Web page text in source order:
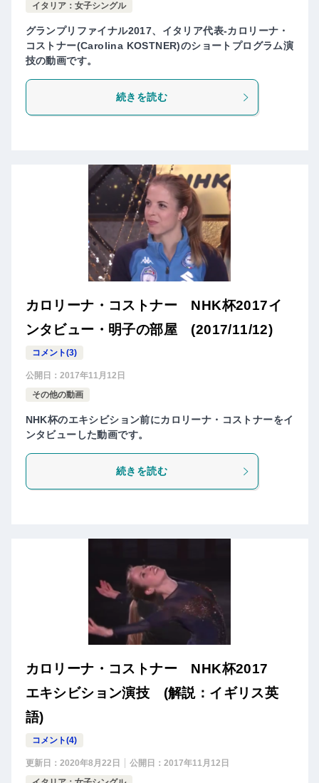
イタリア：女子シングル
グランプリファイナル2017、イタリア代表-カロリーナ・
コストナー(Carolina KOSTNER)のショートプログラム演
技の動画です。
続きを読む
カロリーナ・コストナー NHK杯2017イ
ンタビュー・明子の部屋 (2017/11/12)
コメント(3)
公開日： 2017年11月12日
その他の動画
NHK杯のエキシビション前にカロリーナ・コストナーをイ
ンタビューした動画です。
続きを読む
カロリーナ・コストナー NHK杯2017
エキシビション演技 (解説：イギリス英
語)
コメント(4)
更新日： 2020年8月22日 公開日： 2017年11月12日